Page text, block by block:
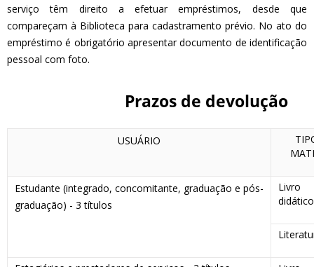
serviço têm direito a efetuar empréstimos, desde que
compareçam à Biblioteca para cadastramento prévio. No ato do
empréstimo é obrigatório apresentar documento de identificação
pessoal com foto.
Prazos de devolução
USUÁRIO
Estudante (integrado, concomitante, graduação e pós-
graduação) - 3 títulos
Livro